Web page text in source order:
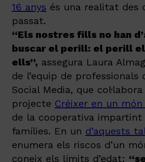
16 anys és una realitat des
passat.
“Els nostres fills no han
buscar el perill: el perill
ells”, assegura Laura
de l’equip de professionals
Social Media, que
projecte Créixer en un
de la cooperativa
famílies. En un d’aquests
enumera els riscos d’un
coneix els límits d’edat: